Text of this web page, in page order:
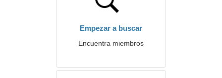
Empezar a buscar
Encuentra miembros